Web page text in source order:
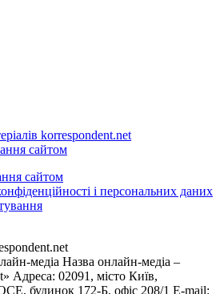
korrespondent.net
сайтом
сайтом
і персональних даних
медіа Назва онлайн-медіа –
Адреса: 02091, місто Київ,
будинок 172-Б, офіс 208/1 E-mail: